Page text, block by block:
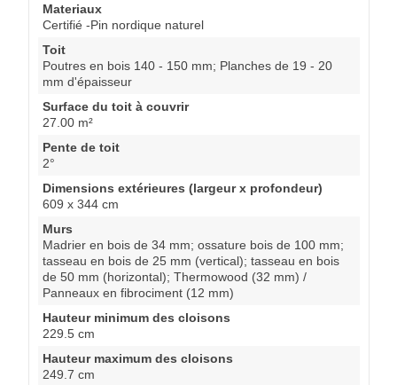
Materiaux
Certifié -Pin nordique naturel
Toit
Poutres en bois 140 - 150 mm; Planches de 19 - 20
mm d'épaisseur
Surface du toit à couvrir
27.00 m²
Pente de toit
2°
Dimensions extérieures (largeur x profondeur)
609 x 344 cm
Murs
Madrier en bois de 34 mm; ossature bois de 100 mm;
tasseau en bois de 25 mm (vertical); tasseau en bois
de 50 mm (horizontal); Thermowood (32 mm) /
Panneaux en fibrociment (12 mm)
Hauteur minimum des cloisons
229.5 cm
Hauteur maximum des cloisons
249.7 cm